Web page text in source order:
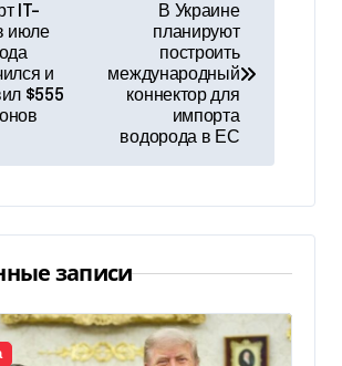
IT-
июле
и
$555
В Украине
планируют
построить
международный
коннектор для
импорта
водорода в ЕС
записи